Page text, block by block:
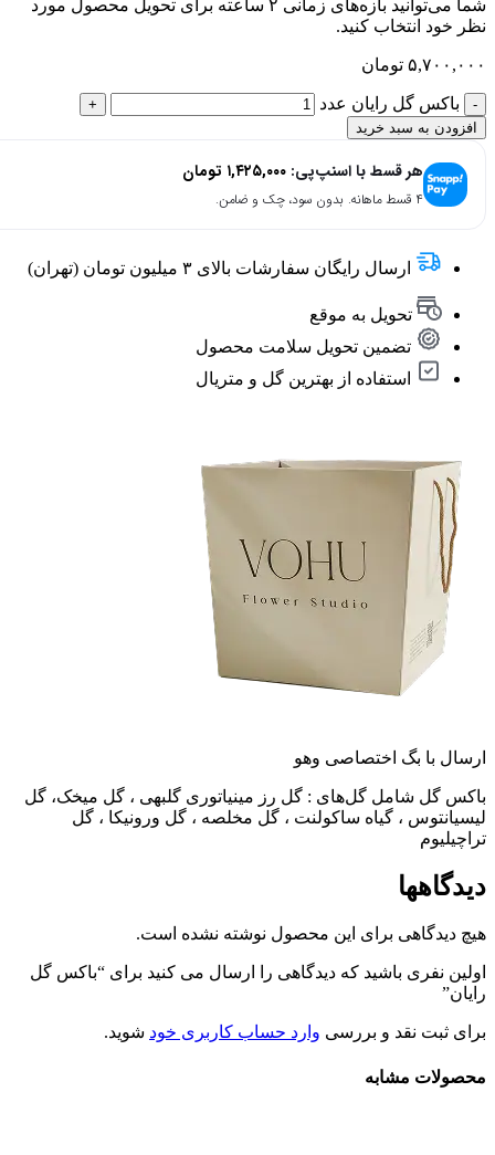
شما می‌توانید بازه‌های زمانی ۲ ساعته برای تحویل محصول مورد
نظر خود انتخاب کنید.
۵,۷۰۰,۰۰۰ تومان
باکس گل رایان عدد
افزودن به سبد خرید
هر قسط با اسنپ‌پی: ۱,۴۲۵,۰۰۰ تومان
۴ قسط ماهانه. بدون سود، چک و ضامن.
ارسال رایگان سفارشات بالای ۳ میلیون تومان (تهران)
تحویل به موقع
تضمین تحویل سلامت محصول
استفاده از بهترین گل و متریال
ارسال با بگ اختصاصی وهو
باکس گل شامل گل‌های : گل رز مینیاتوری گلبهی ، گل میخک، گل
لیسیانتوس ، گیاه ساکولنت ، گل مخلصه ، گل ورونیکا ، گل
تراچیلیوم
دیدگاهها
هیچ دیدگاهی برای این محصول نوشته نشده است.
اولین نفری باشید که دیدگاهی را ارسال می کنید برای “باکس گل
رایان”
برای ثبت نقد و بررسی وارد حساب کاربری خود شوید.
محصولات مشابه